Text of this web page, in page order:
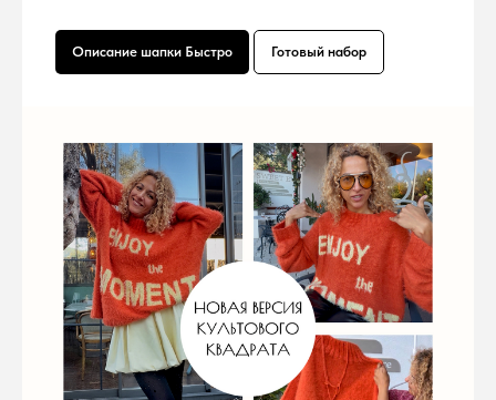
Описание шапки Быстро Готовый набор